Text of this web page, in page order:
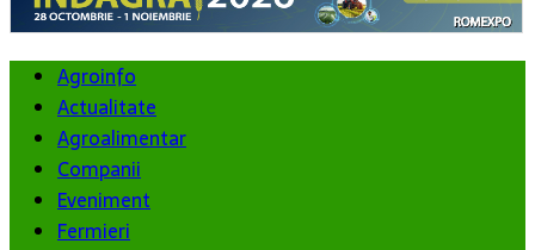
Agroinfo
Actualitate
Agroalimentar
Companii
Eveniment
Fermieri